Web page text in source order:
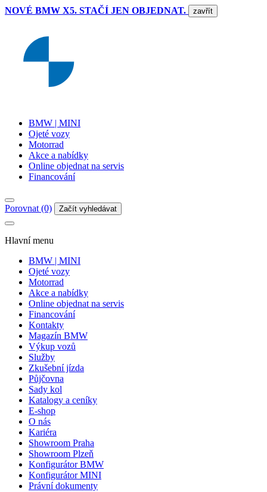
NOVÉ BMW X5. STAČÍ JEN OBJEDNAT. zavřít
BMW | MINI
Ojeté vozy
Motorrad
Akce a nabídky
Online objednat na servis
Financování
Porovnat (0) Začít vyhledávat
Hlavní menu
BMW | MINI
Ojeté vozy
Motorrad
Akce a nabídky
Online objednat na servis
Financování
Kontakty
Magazín BMW
Výkup vozů
Služby
Zkušební jízda
Půjčovna
Sady kol
Katalogy a ceníky
E-shop
O nás
Kariéra
Showroom Praha
Showroom Plzeň
Konfigurátor BMW
Konfigurátor MINI
Právní dokumenty